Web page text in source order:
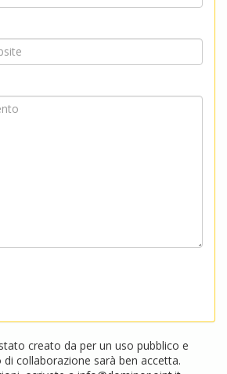
creato da per un uso pubblico e
collaborazione sarà ben accetta.